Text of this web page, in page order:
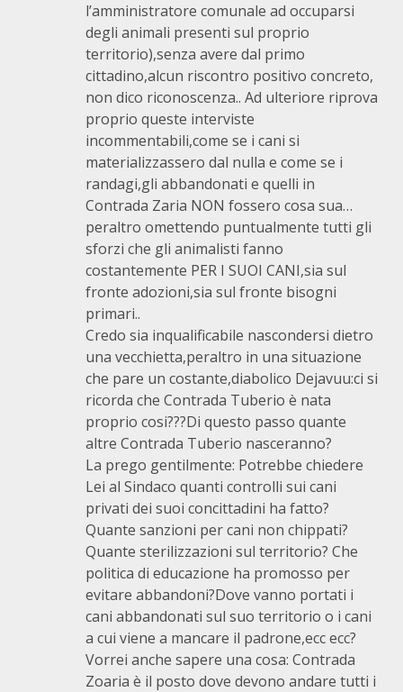
l’amministratore comunale ad occuparsi
degli animali presenti sul proprio
territorio),senza avere dal primo
cittadino,alcun riscontro positivo concreto,
non dico riconoscenza.. Ad ulteriore riprova
proprio queste interviste
incommentabili,come se i cani si
materializzassero dal nulla e come se i
randagi,gli abbandonati e quelli in
Contrada Zaria NON fossero cosa sua…
peraltro omettendo puntualmente tutti gli
sforzi che gli animalisti fanno
costantemente PER I SUOI CANI,sia sul
fronte adozioni,sia sul fronte bisogni
primari..
Credo sia inqualificabile nascondersi dietro
una vecchietta,peraltro in una situazione
che pare un costante,diabolico Dejavuu:ci si
ricorda che Contrada Tuberio è nata
proprio cosi???Di questo passo quante
altre Contrada Tuberio nasceranno?
La prego gentilmente: Potrebbe chiedere
Lei al Sindaco quanti controlli sui cani
privati dei suoi concittadini ha fatto?
Quante sanzioni per cani non chippati?
Quante sterilizzazioni sul territorio? Che
politica di educazione ha promosso per
evitare abbandoni?Dove vanno portati i
cani abbandonati sul suo territorio o i cani
a cui viene a mancare il padrone,ecc ecc?
Vorrei anche sapere una cosa: Contrada
Zoaria è il posto dove devono andare tutti i